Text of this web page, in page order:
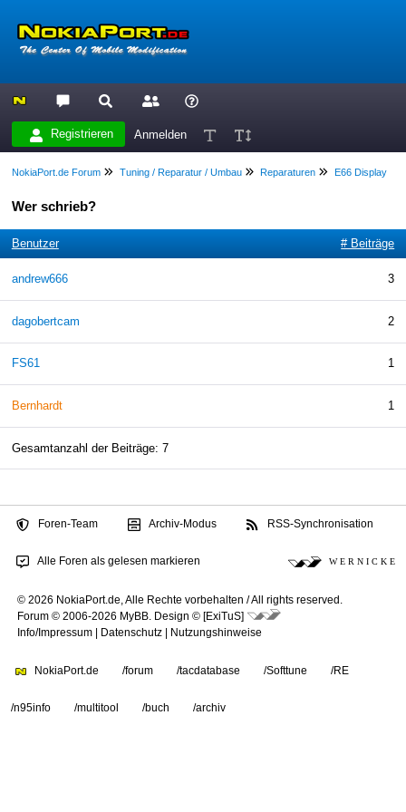
Registrieren Anmelden
NokiaPort.de Forum Tuning / Reparatur / Umbau Reparaturen E66 Display
Wer schrieb?
Benutzer # Beiträge
andrew666 3
dagobertcam 2
FS61 1
Bernhardt 1
Gesamtanzahl der Beiträge: 7
Foren-Team Archiv-Modus RSS-Synchronisation
Alle Foren als gelesen markieren W E R N I C K E
© 2026 NokiaPort.de, Alle Rechte vorbehalten /All rights reserved.
Forum © 2006-2026 MyBB
Design © [ExiTuS]
Info/Impressum
Datenschutz Nutzungshinweise
NokiaPort.de /forum /tacdatabase /Softtune /RE
/n95info /multitool /buch /archiv